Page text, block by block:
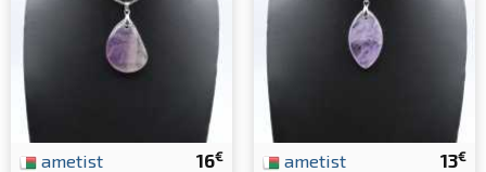
16€
ametist 13€
ametist